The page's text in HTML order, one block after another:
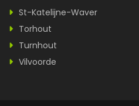
St-Katelijne-Waver
Torhout
Turnhout
Vilvoorde